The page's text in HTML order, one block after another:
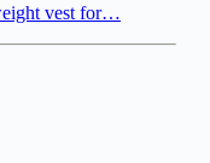
vest for…